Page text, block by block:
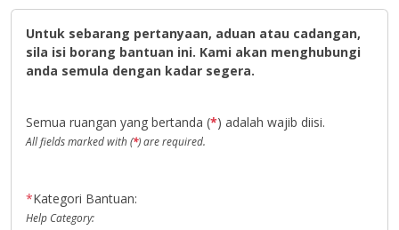
Untuk sebarang pertanyaan, aduan atau cadangan,
sila isi borang bantuan ini. Kami akan menghubungi
anda semula dengan kadar segera.
Semua ruangan yang bertanda (*) adalah wajib diisi.
All fields marked with (*) are required.
*Kategori Bantuan:
Help Category: